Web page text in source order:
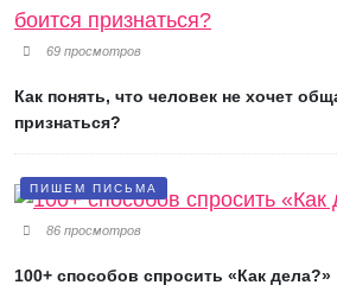
69 просмотров
Как понять, что человек не хочет
признаться?
ПИШЕМ ПИСЬМА
86 просмотров
100+ способов спросить «Как дела?»